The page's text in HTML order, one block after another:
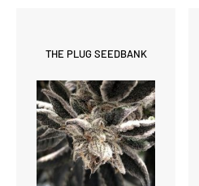
THE PLUG SEEDBANK